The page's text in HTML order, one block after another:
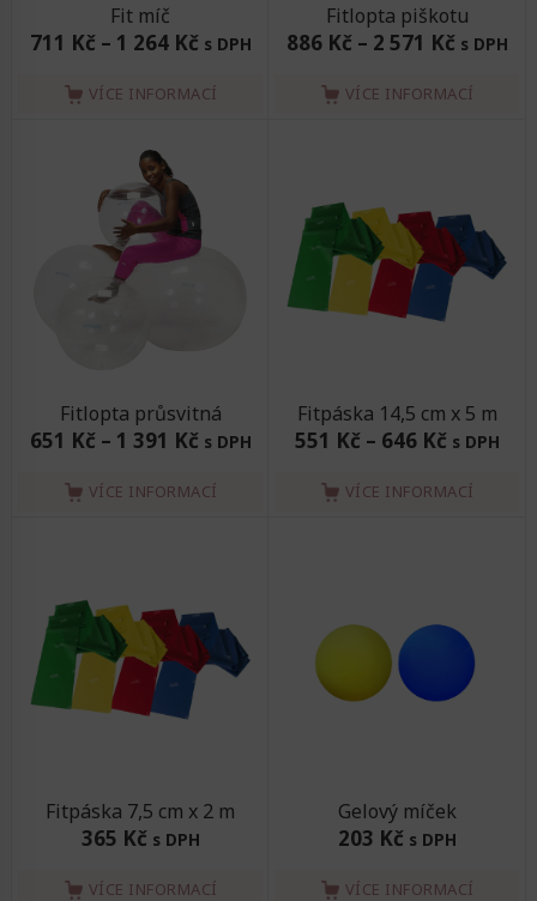
Fit míč
711 Kč– 1 264 Kč s DPH
VÍCE INFORMACÍ
Fitlopta piškotu
886 Kč– 2 571 Kč s DPH
VÍCE INFORMACÍ
Fitlopta průsvitná
651 Kč– 1 391 Kč s DPH
VÍCE INFORMACÍ
Fitpáska 14,5 cm x 5 m
551 Kč– 646 Kč s DPH
VÍCE INFORMACÍ
Fitpáska 7,5 cm x 2 m
365 Kč s DPH
VÍCE INFORMACÍ
Gelový míček
203 Kč s DPH
VÍCE INFORMACÍ